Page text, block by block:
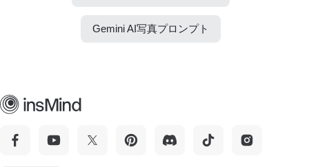
Gemini AI写真プロンプト